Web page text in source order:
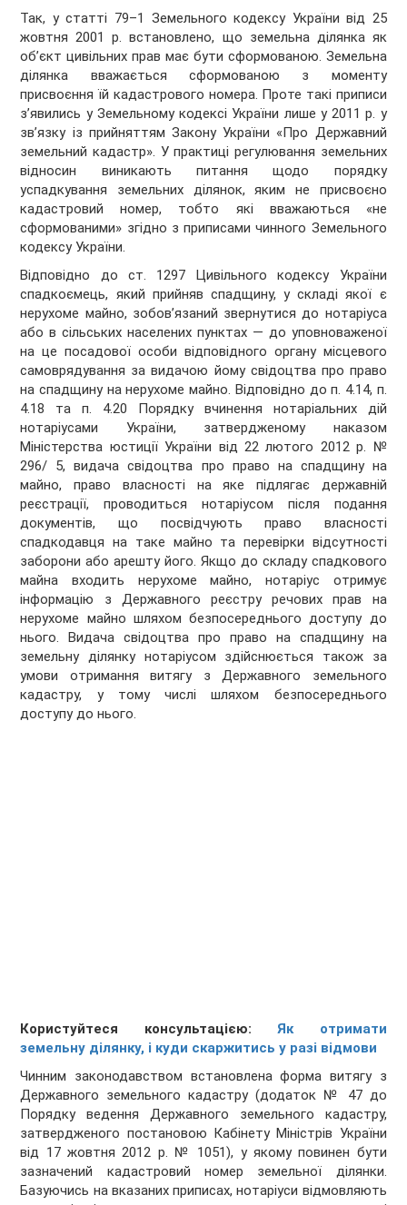
Так, у статті 79–1 Земельного кодексу України від 25
жовтня 2001 р. встановлено, що земельна ділянка як
об’єкт цивільних прав має бути сформованою. Земельна
ділянка вважається сформованою з моменту
присвоєння їй кадастрового номера. Проте такі приписи
з’явились у Земельному кодексі України лише у 2011 р. у
зв’язку із прийняттям Закону України «Про Державний
земельний кадастр». У практиці регулювання земельних
відносин виникають питання щодо порядку
успадкування земельних ділянок, яким не присвоєно
кадастровий номер, тобто які вважаються «не
сформованими» згідно з приписами чинного Земельного
кодексу України.
Відповідно до ст. 1297 Цивільного кодексу України
спадкоємець, який прийняв спадщину, у складі якої є
нерухоме майно, зобов’язаний звернутися до нотаріуса
або в сільських населених пунктах — до уповноваженої
на це посадової особи відповідного органу місцевого
самоврядування за видачою йому свідоцтва про право
на спадщину на нерухоме майно. Відповідно до п. 4.14, п.
4.18 та п. 4.20 Порядку вчинення нотаріальних дій
нотаріусами України, затвердженому наказом
Міністерства юстиції України від 22 лютого 2012 р. №
296/ 5, видача свідоцтва про право на спадщину на
майно, право власності на яке підлягає державній
реєстрації, проводиться нотаріусом після подання
документів, що посвідчують право власності
спадкодавця на таке майно та перевірки відсутності
заборони або арешту його. Якщо до складу спадкового
майна входить нерухоме майно, нотаріус отримує
інформацію з Державного реєстру речових прав на
нерухоме майно шляхом безпосереднього доступу до
нього. Видача свідоцтва про право на спадщину на
земельну ділянку нотаріусом здійснюється також за
умови отримання витягу з Державного земельного
кадастру, у тому числі шляхом безпосереднього
доступу до нього.
Користуйтеся консультацією:Як отримати
земельну ділянку, і куди скаржитись у разі відмови
Чинним законодавством встановлена форма витягу з
Державного земельного кадастру (додаток № 47 до
Порядку ведення Державного земельного кадастру,
затвердженого постановою Кабінету Міністрів України
від 17 жовтня 2012 р. № 1051), у якому повинен бути
зазначений кадастровий номер земельної ділянки.
Базуючись на вказаних приписах, нотаріуси відмовляють